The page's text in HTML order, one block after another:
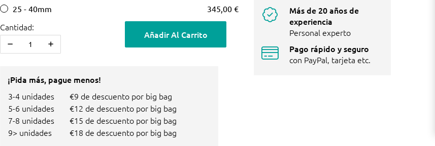
25 - 40mm
345,00 €
Cantidad:
Añadir Al Carrito
¡Pida más, pague menos!
3-4 unidades
€9 de descuento por big bag
5-6 unidades
€12 de descuento por big bag
7-8 unidades
€15 de descuento por big bag
9> unidades
€18 de descuento por big bag
Más de 20 años de
experiencia
Personal experto
Pago rápido y seguro
con PayPal, tarjeta etc.